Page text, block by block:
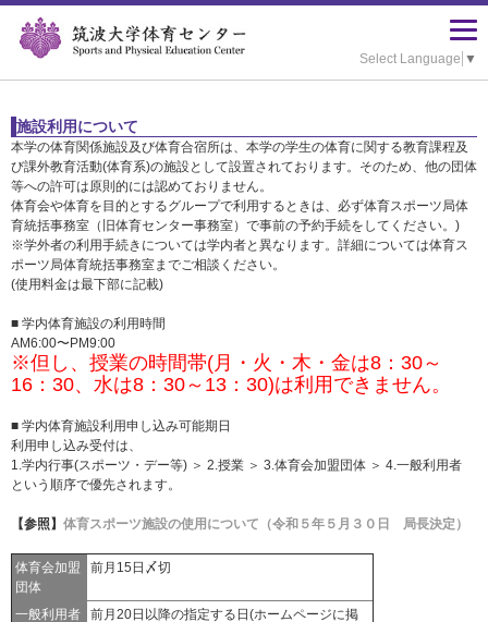
Select Language ▼
施設利用について
本学の体育関係施設及び体育合宿所は、本学の学生の体育に関する教育課程及
び課外教育活動(体育系)の施設として設置されております。そのため、他の団体
等への許可は原則的には認めておりません。
体育会や体育を目的とするグループで利用するときは、必ず体育スポーツ局体
育統括事務室（旧体育センター事務室）で事前の予約手続をしてください。)
※学外者の利用手続きについては学内者と異なります。詳細については体育ス
ポーツ局体育統括事務室までご相談ください。
(使用料金は最下部に記載)
■ 学内体育施設の利用時間
AM6:00〜PM9:00
※但し、授業の時間帯(月・火・木・金は8：30～
16：30、水は8：30～13：30)は利用できません。
■ 学内体育施設利用申し込み可能期日
利用申し込み受付は、
1.学内行事(スポーツ・デー等) ＞ 2.授業 ＞ 3.体育会加盟団体 ＞ 4.一般利用者
という順序で優先されます。
【参照】 体育スポーツ施設の使用について（令和５年５月３０日 局長決定）
体育会加盟
団体
前月15日〆切
一般利用者
前月20日以降の指定する日(ホームページに掲